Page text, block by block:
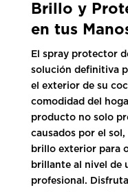
Brillo y
en tus
El spray protector
solución definitiva
el exterior de su
comodidad del
producto no solo
causados por el
brillo exterior para
brillante al nivel de
profesional.